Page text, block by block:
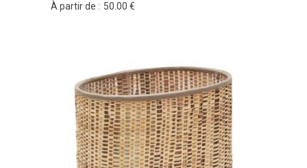
À partir de : 50 .00 €